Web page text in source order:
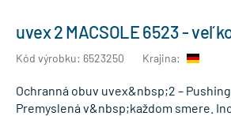
uvex 2 MACSOLE 6523 -
Kód výrobku: 6523250 Krajina:
Ochranná obuv uvex&nbsp;2 –
Premyslená v&nbsp;každom smere.